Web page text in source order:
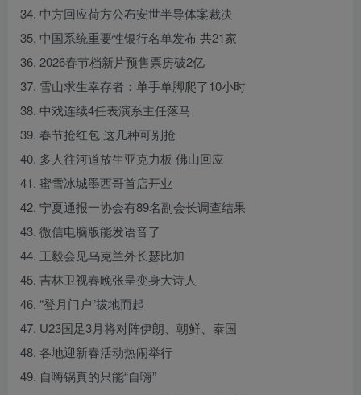
34. 中方回应荷方公布安世半导体案裁决
35. 中国系统重要性银行名单发布 共21家
36. 2026春节档新片预售票房破2亿
37. 雪山求生幸存者：单手单脚爬了10小时
38. 中戏连续4任表演系主任落马
39. 春节抢红包 这几种可别抢
40. 多人往河道放生亚克力板 佛山回应
41. 蜜雪冰城墨西哥首店开业
42. 宁夏通报一协会有89名副会长调查结果
43. 微信电脑版能发语音了
44. 王毅会见乌克兰外长瑟比加
45. 吉林卫视春晚张呈变身大诗人
46. “登月门户”拔地而起
47. U23国足3月将对阵伊朗、朝鲜、泰国
48. 各地迎新春活动热闹举行
49. 自嗨锅真的只能“自嗨”